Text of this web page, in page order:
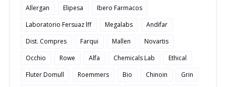
Allergan
Elipesa
Ibero Farmacos
Laboratorio Fersuaz lff
Megalabs
Andifar
Dist. Compres
Farqui Mallen
Novartis
Occhio
Rowe Alfa Chemicals Lab
Ethical
Fluter Domull
Roemmers Bio Chinoin
Grin